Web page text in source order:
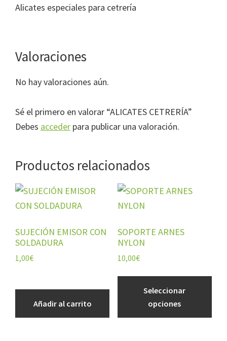
Alicates especiales para cetrería
Valoraciones
No hay valoraciones aún.
Sé el primero en valorar “ALICATES CETRERÍA”
Debes acceder para publicar una valoración.
Productos relacionados
SUJECIÓN EMISOR CON
SOLDADURA
1,00€
Añadir al carrito
SOPORTE ARNES
NYLON
10,00€
Seleccionar
opciones
Este
producto
múltiples
variantes.
Las
opciones